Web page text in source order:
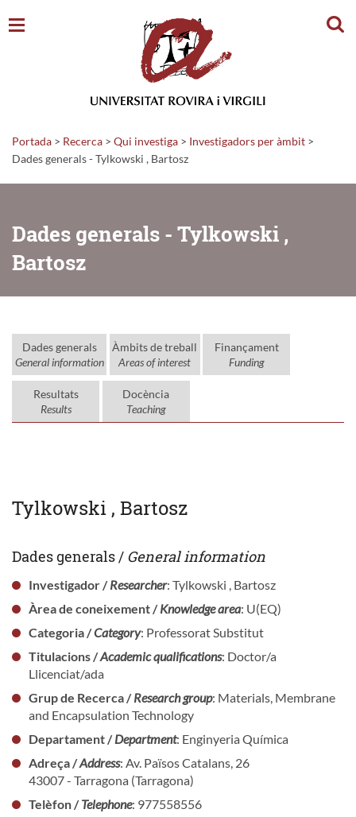
Portada > Recerca > Qui investiga > Investigadors per àmbit >
Dades generals - Tylkowski , Bartosz
Dades generals - Tylkowski ,
Bartosz
Dades generals
General information
Àmbits de treball
Areas of interest
Finançament
Funding
Resultats
Results
Docència
Teaching
Tylkowski , Bartosz
Dades generals / General information
Investigador /Researcher: Tylkowski , Bartosz
Àrea de coneixement /Knowledge area: U(EQ)
Categoria /Category: Professorat Substitut
Titulacions /Academic qualifications: Doctor/a
Llicenciat/ada
Grup de Recerca /Research group: Materials, Membrane
and Encapsulation Technology
Departament /Department: Enginyeria Química
Adreça /Address: Av. Països Catalans, 26
43007 - Tarragona (Tarragona)
Telèfon /Telephone: 977558556